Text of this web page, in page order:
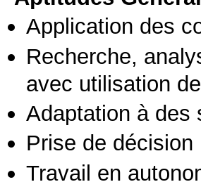
Application des
Recherche,
avec utilisation
Adaptation à des
Prise de décision
Travail en